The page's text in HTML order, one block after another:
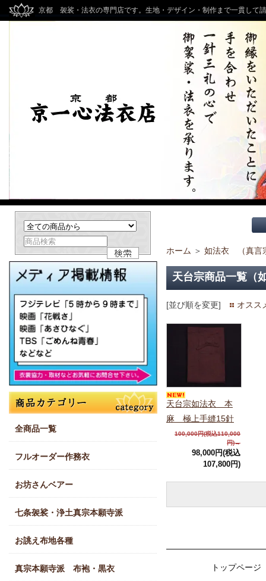
京都 袈裟・法衣の専門店です。生地・デザイン・制作まで一貫して
全商品一覧
フルオーダー作務衣
お坊さんベアー
七条袈裟・浄土真宗本願寺派
お誂え布地各種
真宗本願寺派 布袍・黒衣
ホーム ＞ 如法衣 （真言
天台宗商品一覧（
[並び順を変更] オスス
天台宗如法衣 本
麻 極上手縫15針
100,000円(税込110,000
円)→
98,000円(税込
107,800円)
トップページ